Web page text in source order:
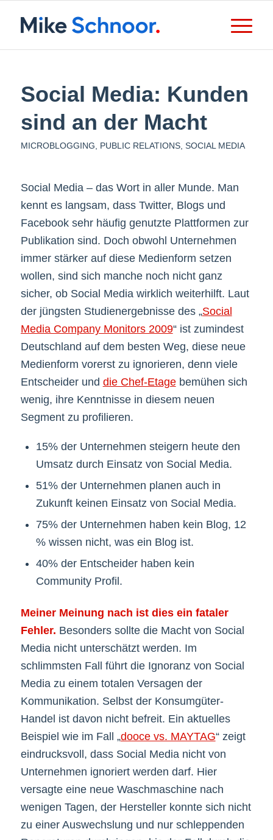
Social Media: Kunden
sind an der Macht
MICROBLOGGING PUBLIC RELATIONS, SOCIAL MEDIA
Social Media – das Wort in aller Munde. Man
kennt es langsam, dass Twitter, Blogs und
Facebook sehr häufig genutzte Plattformen zur
Publikation sind. Doch obwohl Unternehmen
immer stärker auf diese Medienform setzen
wollen, sind sich manche noch nicht ganz
sicher, ob Social Media wirklich weiterhilft. Laut
der jüngsten Studienergebnisse des „Social
Media Company Monitors 2009“ ist zumindest
Deutschland auf dem besten Weg, diese neue
Medienform vorerst zu ignorieren, denn viele
Entscheider und die Chef-Etagebemühen sich
wenig, ihre Kenntnisse in diesem neuen
Segment zu profilieren.
15% der Unternehmen steigern heute den
Umsatz durch Einsatz von Social Media.
51% der Unternehmen planen auch in
Zukunft keinen Einsatz von Social Media.
75% der Unternehmen haben kein Blog, 12
% wissen nicht, was ein Blog ist.
40% der Entscheider haben kein
Community Profil.
Meiner Meinung nach ist dies ein fataler
Fehler. Besonders sollte die Macht von Social
Media nicht unterschätzt werden. Im
schlimmsten Fall führt die Ignoranz von Social
Media zu einem totalen Versagen der
Kommunikation. Selbst der Konsumgüter-
Handel ist davon nicht befreit. Ein aktuelles
Beispiel wie im Fall „dooce vs. MAYTAG“ zeigt
eindrucksvoll, dass Social Media nicht von
Unternehmen ignoriert werden darf. Hier
versagte eine neue Waschmaschine nach
wenigen Tagen, der Hersteller konnte sich nicht
zu einer Auswechslung und nur schleppenden